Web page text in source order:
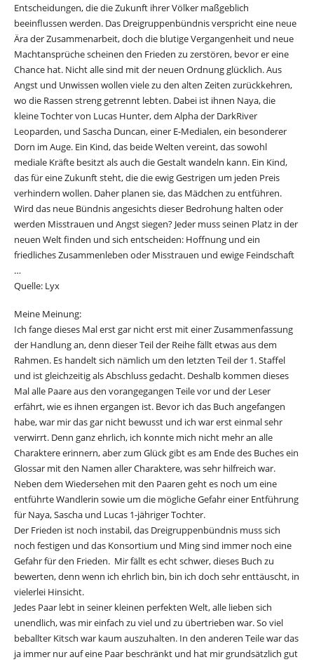
Entscheidungen, die die Zukunft ihrer Völker maßgeblich
beeinflussen werden. Das Dreigruppenbündnis verspricht eine neue
Ära der Zusammenarbeit, doch die blutige Vergangenheit und neue
Machtansprüche scheinen den Frieden zu zerstören, bevor er eine
Chance hat. Nicht alle sind mit der neuen Ordnung glücklich. Aus
Angst und Unwissen wollen viele zu den alten Zeiten zurückkehren,
wo die Rassen streng getrennt lebten. Dabei ist ihnen Naya, die
kleine Tochter von Lucas Hunter, dem Alpha der DarkRiver
Leoparden, und Sascha Duncan, einer E-Medialen, ein besonderer
Dorn im Auge. Ein Kind, das beide Welten vereint, das sowohl
mediale Kräfte besitzt als auch die Gestalt wandeln kann. Ein Kind,
das für eine Zukunft steht, die die ewig Gestrigen um jeden Preis
verhindern wollen. Daher planen sie, das Mädchen zu entführen.
Wird das neue Bündnis angesichts dieser Bedrohung halten oder
werden Misstrauen und Angst siegen? Jeder muss seinen Platz in der
neuen Welt finden und sich entscheiden: Hoffnung und ein
friedliches Zusammenleben oder Misstrauen und ewige Feindschaft
…
Quelle: Lyx
Meine Meinung:
Ich fange dieses Mal erst gar nicht erst mit einer Zusammenfassung
der Handlung an, denn dieser Teil der Reihe fällt etwas aus dem
Rahmen. Es handelt sich nämlich um den letzten Teil der 1. Staffel
und ist gleichzeitig als Abschluss gedacht. Deshalb kommen dieses
Mal alle Paare aus den vorangegangen Teile vor und der Leser
erfährt, wie es ihnen ergangen ist. Bevor ich das Buch angefangen
habe, war mir das gar nicht bewusst und ich war erst einmal sehr
verwirrt. Denn ganz ehrlich, ich konnte mich nicht mehr an alle
Charaktere erinnern, aber zum Glück gibt es am Ende des Buches ein
Glossar mit den Namen aller Charaktere, was sehr hilfreich war.
Neben dem Wiedersehen mit den Paaren geht es noch um eine
entführte Wandlerin sowie um die mögliche Gefahr einer Entführung
für Naya, Sascha und Lucas 1-jähriger Tochter.
Der Frieden ist noch instabil, das Dreigruppenbündnis muss sich
noch festigen und das Konsortium und Ming sind immer noch eine
Gefahr für den Frieden. Mir fällt es echt schwer, dieses Buch zu
bewerten, denn wenn ich ehrlich bin, bin ich doch sehr enttäuscht, in
vielerlei Hinsicht.
Jedes Paar lebt in seiner kleinen perfekten Welt, alle lieben sich
unendlich, was mir einfach zu viel und zu übertrieben war. So viel
beballter Kitsch war kaum auszuhalten. In den anderen Teile war das
ja immer nur auf eine Paar beschränkt und hat mir grundsätzlich gut